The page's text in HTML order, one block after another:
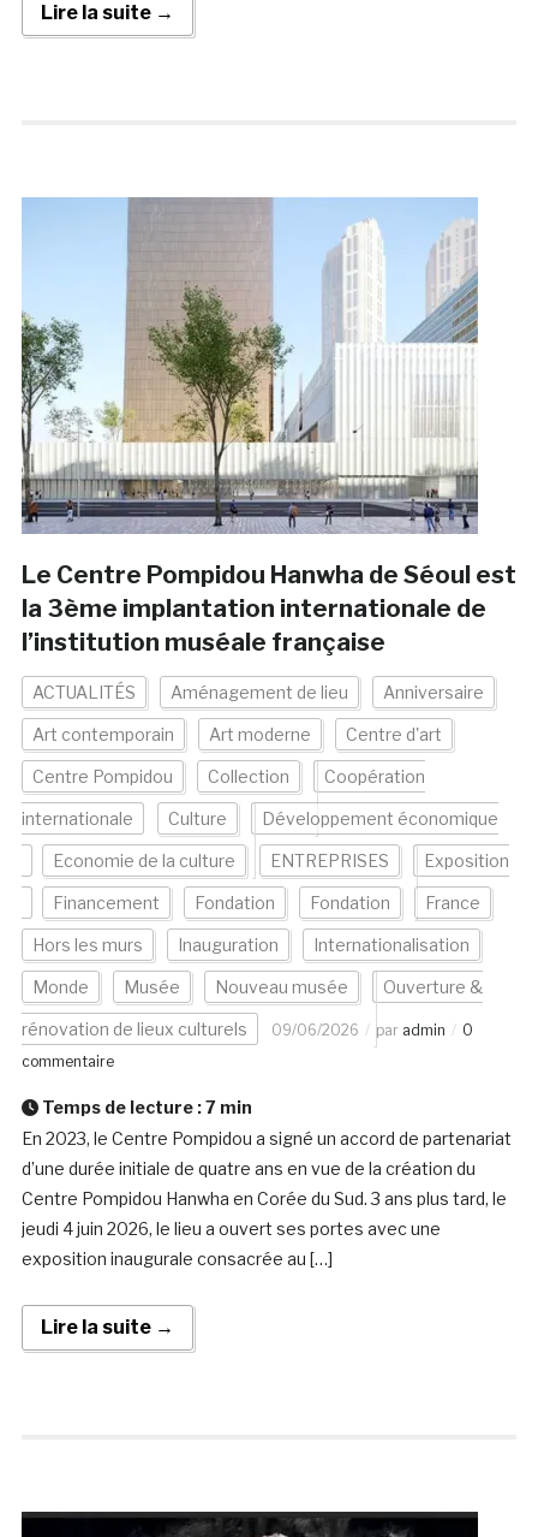
Lire la suite →
Le Centre Pompidou Hanwha de Séoul est
la 3ème implantation internationale de
l’institution muséale française
ACTUALITÉS Aménagement de lieu Anniversaire
Art contemporain Art moderne Centre d'art
Centre Pompidou Collection Coopération
internationale Culture Développement économique
Economie de la culture ENTREPRISES Exposition
Financement Fondation Fondation France
Hors les murs Inauguration Internationalisation
Monde Musée Nouveau musée Ouverture &
rénovation de lieux culturels 09/06/2026 par admin
0
commentaire
Temps de lecture :7 min
En 2023, le Centre Pompidou a signé un accord de partenariat
d’une durée initiale de quatre ans en vue de la création du
Centre Pompidou Hanwha en Corée du Sud. 3 ans plus tard, le
jeudi 4 juin 2026, le lieu a ouvert ses portes avec une
exposition inaugurale consacrée au […]
Lire la suite →